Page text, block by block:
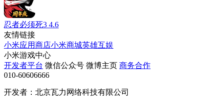
忍者必须死3 4.6
友情链接
小米应用商店小米商城英雄互娱
小米游戏中心
开发者平台 微信公众号 微博主页 商务合作
010-60606666
开发者：北京瓦力网络科技有限公司